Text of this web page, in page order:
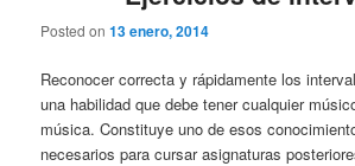
Posted on13 enero, 2014
Reconocer correcta y rápidamente los
una habilidad que debe tener cualquier
música. Constituye uno de esos
necesarios para cursar asignaturas